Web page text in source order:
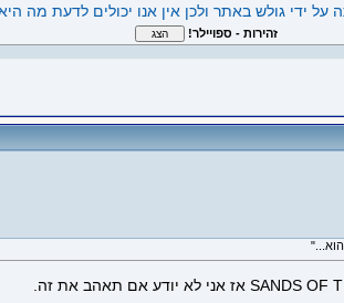
זהירות - ספויילר!